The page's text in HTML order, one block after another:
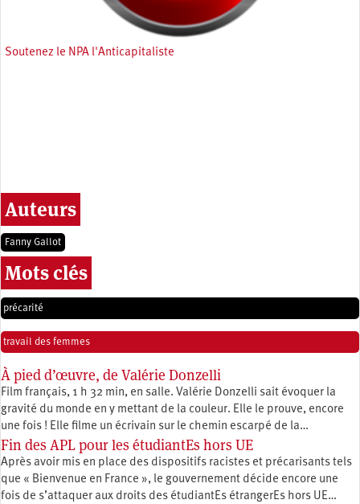
Soutenez le NPA l'Anticapitaliste
Auteurs
Fanny Gallot
Mots clés
précarité
travail des femmes
À pied d’œuvre, de Valérie Donzelli
Film français, 1 h 32 min, en salle. Valérie Donzelli sait évoquer la
gravité du monde en y mettant de la couleur. Elle le prouve, encore
une fois ! Elle filme un écrivain sur le chemin escarpé de la…
Fin des APL pour les étudiantEs hors UE
Après avoir mis en place des dispositifs racistes et précarisants tels
que « Bienvenue en France », le gouvernement décide encore une
fois de s’attaquer aux droits des étudiantEs étrangerEs hors UE…